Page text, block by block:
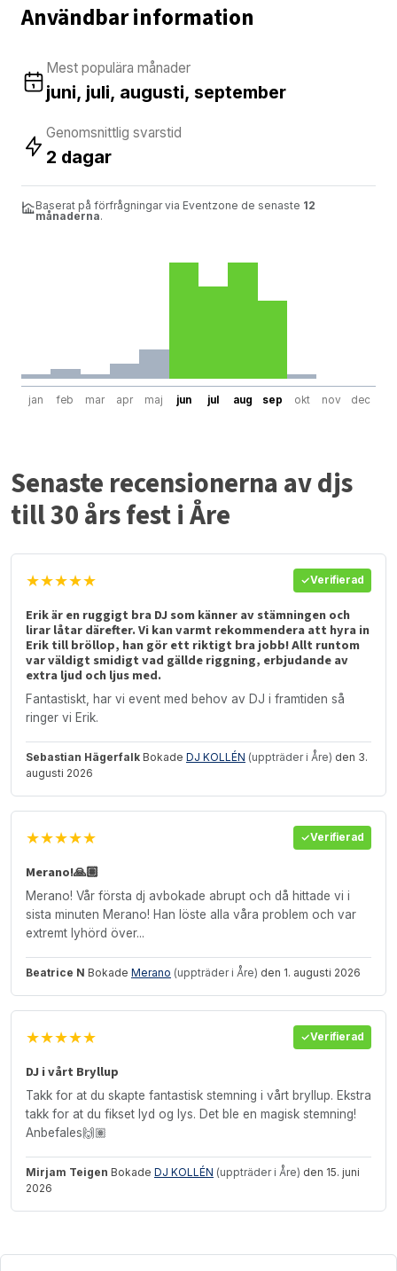
Användbar information
Mest populära månader
juni, juli, augusti, september
Genomsnittlig svarstid
2 dagar
Baserat på förfrågningar via Eventzone de senaste 12
månaderna.
jan feb mar apr maj jun jul aug sep okt nov dec
Senaste recensionerna av djs
till 30 års fest i Åre
★★★★★ Verifierad
Erik är en ruggigt bra DJ som känner av stämningen och
lirar låtar därefter. Vi kan varmt rekommendera att hyra in
Erik till bröllop, han gör ett riktigt bra jobb! Allt runtom
var väldigt smidigt vad gällde riggning, erbjudande av
extra ljud och ljus med.
Fantastiskt, har vi event med behov av DJ i framtiden så
ringer vi Erik.
Sebastian Hägerfalk Bokade DJ KOLLÉN (uppträder i Åre) den 3.
augusti 2026
★★★★★ Verifierad
Merano!🙏🏽
Merano! Vår första dj avbokade abrupt och då hittade vi i
sista minuten Merano! Han löste alla våra problem och var
extremt lyhörd över...
Beatrice N Bokade Merano (uppträder i Åre) den 1. augusti 2026
★★★★★ Verifierad
DJ i vårt Bryllup
Takk for at du skapte fantastisk stemning i vårt bryllup. Ekstra
takk for at du fikset lyd og lys. Det ble en magisk stemning!
Anbefales🙌🏽
Mirjam Teigen Bokade DJ KOLLÉN (uppträder i Åre) den 15. juni
2026